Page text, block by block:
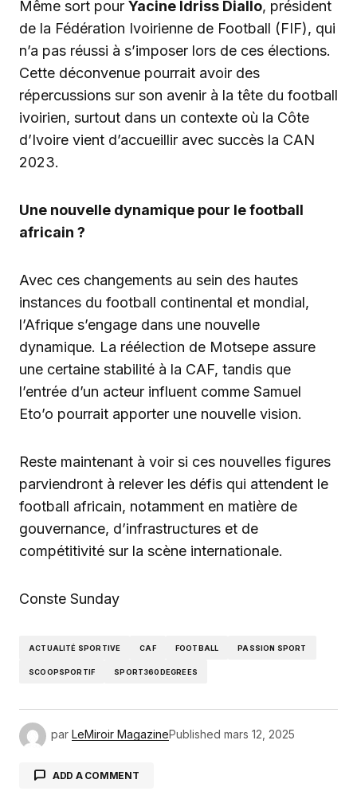
Même sort pour Yacine Idriss Diallo, président
de la Fédération Ivoirienne de Football (FIF), qui
n’a pas réussi à s’imposer lors de ces élections.
Cette déconvenue pourrait avoir des
répercussions sur son avenir à la tête du football
ivoirien, surtout dans un contexte où la Côte
d’Ivoire vient d’accueillir avec succès la CAN
2023.
Une nouvelle dynamique pour le football
africain ?
Avec ces changements au sein des hautes
instances du football continental et mondial,
l’Afrique s’engage dans une nouvelle
dynamique. La réélection de Motsepe assure
une certaine stabilité à la CAF, tandis que
l’entrée d’un acteur influent comme Samuel
Eto’o pourrait apporter une nouvelle vision.
Reste maintenant à voir si ces nouvelles figures
parviendront à relever les défis qui attendent le
football africain, notamment en matière de
gouvernance, d’infrastructures et de
compétitivité sur la scène internationale.
Conste Sunday
ACTUALITÉ SPORTIVE CAF FOOTBALL PASSION SPORT
SCOOPSPORTIF SPORT360DEGREES
par LeMiroir MagazinePublished mars 12, 2025
ADD A COMMENT